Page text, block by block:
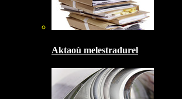
Aktaoù melestradurel